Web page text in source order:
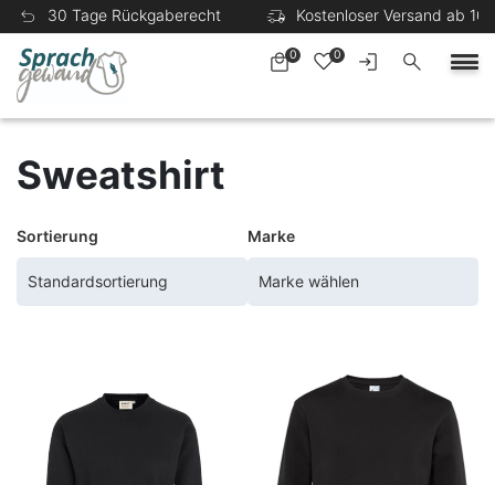
30 Tage Rückgaberecht Kostenloser Versand ab
0 0
Sweatshirt
Sortierung Marke